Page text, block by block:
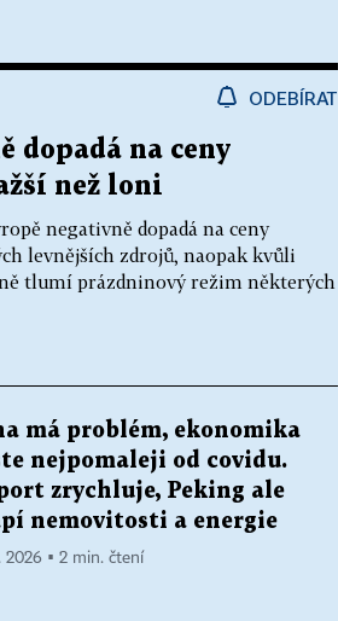
ODEBÍRAT
dopadá na ceny
než loni
negativně dopadá na ceny
levnějších zdrojů, naopak kvůli
tlumí prázdninový režim některých
má problém, ekonomika
nejpomaleji od covidu.
zrychluje, Peking ale
nemovitosti a energie
2026 ▪ 2 min. čtení